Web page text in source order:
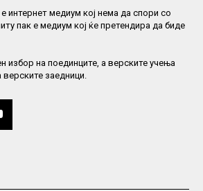
интернет медиум кој нема да спори со
пак е медиум кој ќе претендира да биде
избор на поединците, а верските учења
заедници.